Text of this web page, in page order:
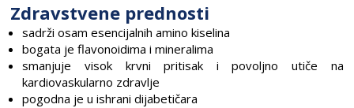
Zdravstvene prednosti
sadrži osam esencijalnih amino kiselina
bogata je flavonoidima i mineralima
smanjuje visok krvni pritisak i povoljno utiče na
kardiovaskularno zdravlje
pogodna je u ishrani dijabetičara